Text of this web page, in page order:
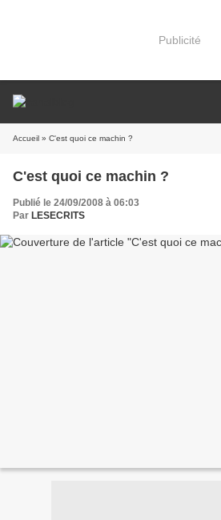
Publicité
Accueil » C'est quoi ce machin ?
C'est quoi ce machin ?
Publié le 24/09/2008 à 06:03
Par LESECRITS